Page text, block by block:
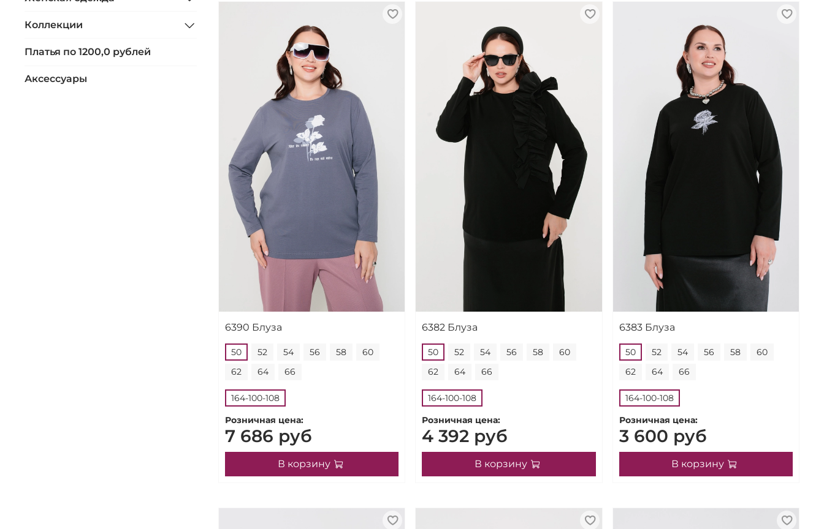
6390 Блуза
50 52 54 56 58
60
62
64 66
164-100-108
Розничная цена:
7 686 руб
В корзину
6382 Блуза
50 52 54 56 58
60
62
64 66
164-100-108
Розничная цена:
4 392 руб
В корзину
6383 Блуза
50 52 54 56 58
60
62
64 66
164-100-108
Розничная цена:
3 600 руб
В корзину
Коллекции
Платья по 1200,0 рублей
Аксессуары